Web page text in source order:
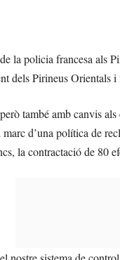
la policia francesa als
dels Pirineus Orientals i
també amb canvis
d’una política de
la contractació de 80